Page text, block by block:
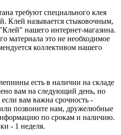
требуют специального клея
Клей называется стыковочным,
нашего интернет-магазина.
материала это не необходимое
коллективом нашего
есть в наличии на складе
вам на следующий день, но
вам важна срочность -
позвоните нам, дружелюбные
по срокам и наличию.
- 1 неделя.